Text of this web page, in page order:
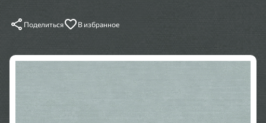
Поделиться В избранное